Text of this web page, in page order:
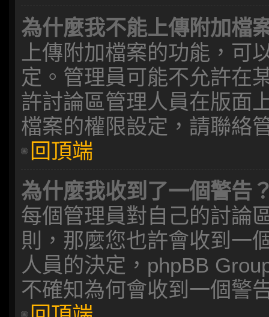
為什麼我不能上傳附加檔
上傳附加檔案的功能，可
定。管理員可能不允許在
許討論區管理人員在版面
檔案的權限設定，請聯絡
回頂端
為什麼我收到了一個警告
每個管理員對自己的討論
則，那麼您也許會收到一
人員的決定，phpBB
不確知為何會收到一個警